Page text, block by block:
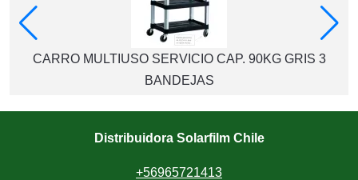
CARRO MULTIUSO SERVICIO CAP. 90KG GRIS 3
BANDEJAS
Distribuidora Solarfilm Chile
+56965721413